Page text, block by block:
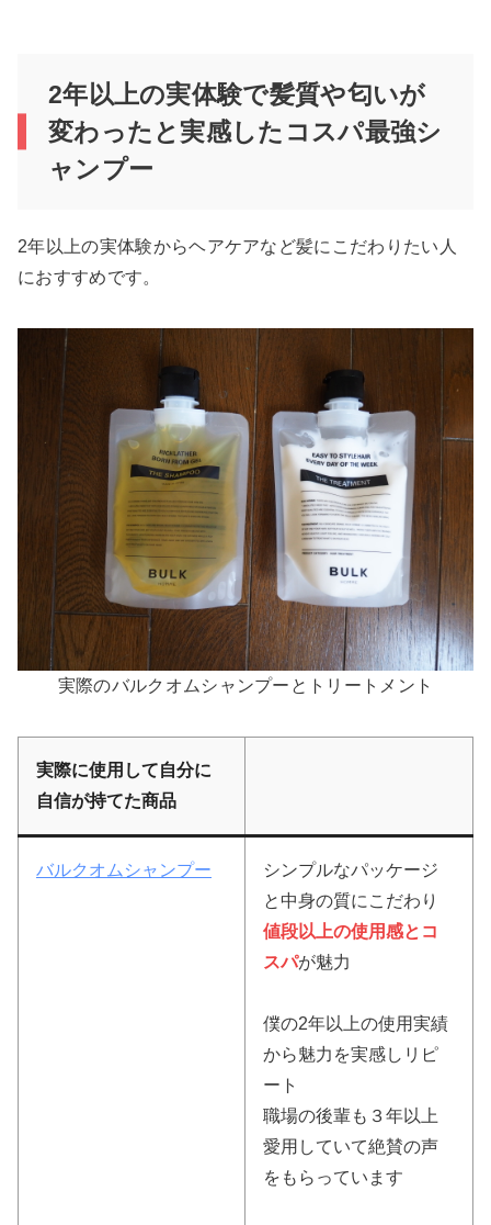
2年以上の実体験で髪質や匂いが
変わったと実感したコスパ最強シ
ャンプー
2年以上の実体験からヘアケアなど髪にこだわりたい人
におすすめです。
実際のバルクオムシャンプーとトリートメント
実際に使用して自分に
自信が持てた商品
バルクオムシャンプー
シンプルなパッケージ
と中身の質にこだわり
値段以上の使用感とコ
スパが魅力
僕の2年以上の使用実績
から魅力を実感しリピ
ート
職場の後輩も３年以上
愛用していて絶賛の声
をもらっています